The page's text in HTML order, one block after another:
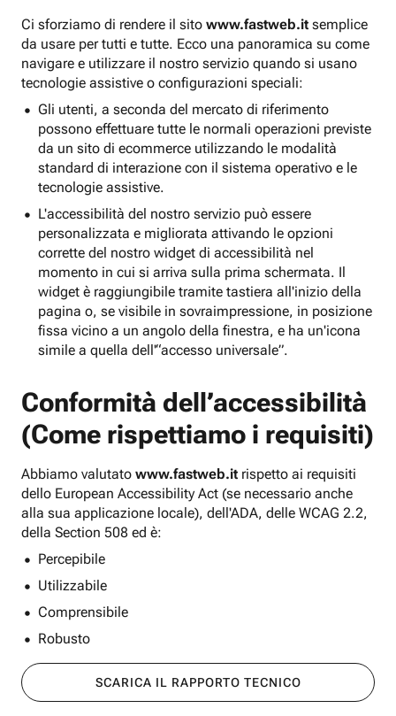
Ci sforziamo di rendere il sito www.fastweb.it semplice
da usare per tutti e tutte. Ecco una panoramica su come
navigare e utilizzare il nostro servizio quando si usano
tecnologie assistive o configurazioni speciali:
Gli utenti, a seconda del mercato di riferimento
possono effettuare tutte le normali operazioni previste
da un sito di ecommerce utilizzando le modalità
standard di interazione con il sistema operativo e le
tecnologie assistive.
L'accessibilità del nostro servizio può essere
personalizzata e migliorata attivando le opzioni
corrette del nostro widget di accessibilità nel
momento in cui si arriva sulla prima schermata. Il
widget è raggiungibile tramite tastiera all'inizio della
pagina o, se visibile in sovraimpressione, in posizione
fissa vicino a un angolo della finestra, e ha un'icona
simile a quella dell'“accesso universale”.
Conformità dell’accessibilità
(Come rispettiamo i requisiti)
Abbiamo valutato www.fastweb.it rispetto ai requisiti
dello European Accessibility Act (se necessario anche
alla sua applicazione locale), dell'ADA, delle WCAG 2.2,
della Section 508 ed è:
Percepibile
Utilizzabile
Comprensibile
Robusto
SCARICA IL RAPPORTO TECNICO